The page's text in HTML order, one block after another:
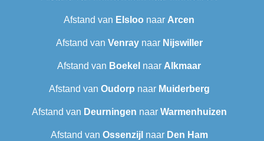
Afstand van Elsloo naar Arcen
Afstand van Venraynaar Nijswiller
Afstand van Boekel naar Alkmaar
Afstand van Oudorp naar Muiderberg
Afstand van Deurningen naar Warmenhuizen
Afstand van Ossenzijl naar Den Ham